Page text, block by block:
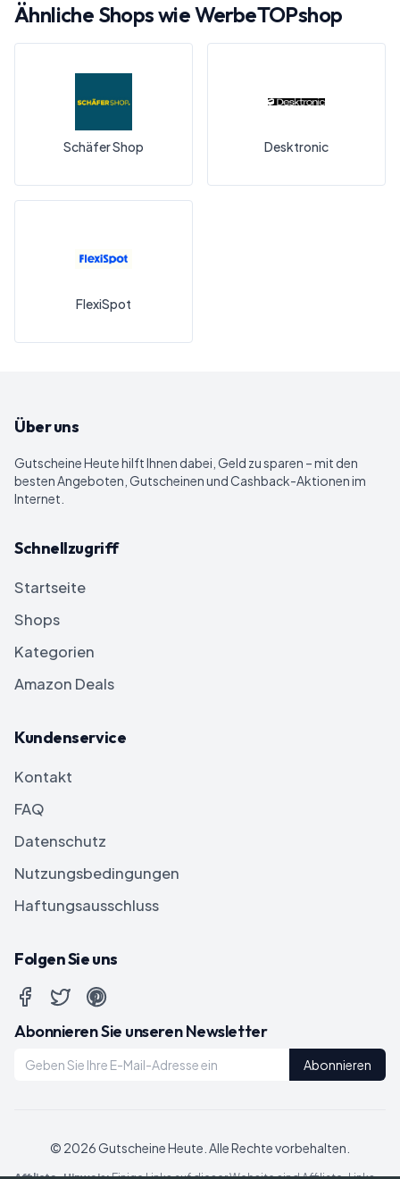
Ähnliche Shops wieWerbeTOPshop
Schäfer Shop Desktronic
FlexiSpot
Über uns
Gutscheine Heutehilft Ihnen dabei, Geld zu sparen – mit den
besten Angeboten, Gutscheinen und Cashback-Aktionen im
Internet.
Schnellzugriff
Startseite
Shops
Kategorien
Amazon Deals
Kundenservice
Kontakt
FAQ
Datenschutz
Nutzungsbedingungen
Haftungsausschluss
Folgen Sie uns
Abonnieren Sie unseren Newsletter
Abonnieren
© 2026Gutscheine Heute . Alle Rechte vorbehalten.